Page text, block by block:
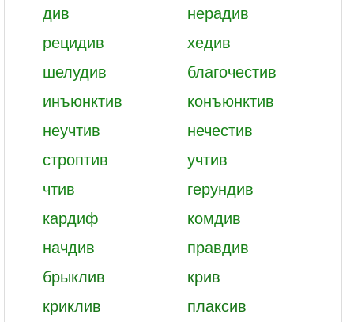
див
нерадив
рецидив
хедив
шелудив
благочестив
инъюнктив
конъюнктив
неучтив
нечестив
строптив
учтив
чтив
герундив
кардиф
комдив
начдив
правдив
брыклив
крив
криклив
плаксив